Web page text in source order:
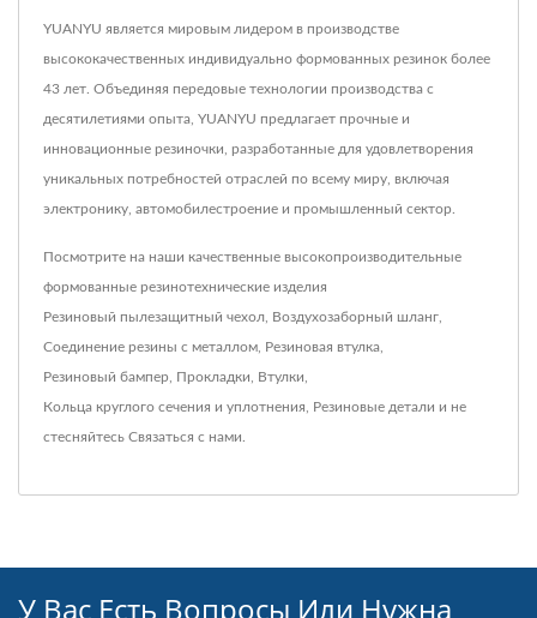
YUANYU является мировым лидером в производстве
высококачественных индивидуально формованных резинок более
43 лет. Объединяя передовые технологии производства с
десятилетиями опыта, YUANYU предлагает прочные и
инновационные резиночки, разработанные для удовлетворения
уникальных потребностей отраслей по всему миру, включая
электронику, автомобилестроение и промышленный сектор.
Посмотрите на наши качественные высокопроизводительные
формованные резинотехнические изделия
Резиновый пылезащитный чехол Воздухозаборный шланг
Соединение резины с металлом Резиновая втулка
Резиновый бампер Прокладки Втулки
Кольца круглого сечения и уплотнения Резиновые детали и не
стесняйтесь Связаться с нами
У Вас Есть Вопросы Или Нужна